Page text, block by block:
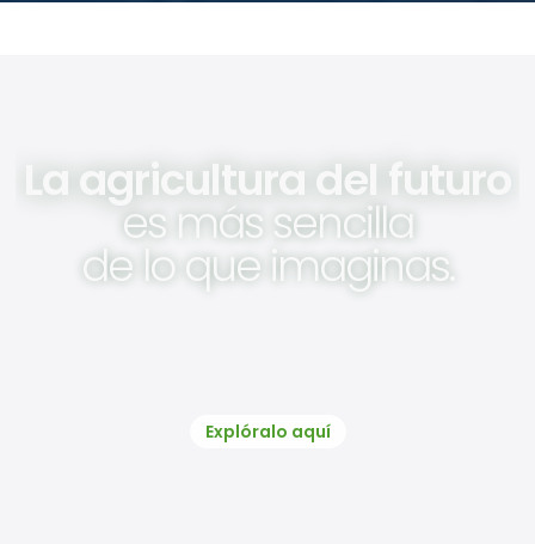
La agricultura del futuro
es más sencilla
de lo que imaginas.
Explóralo aquí